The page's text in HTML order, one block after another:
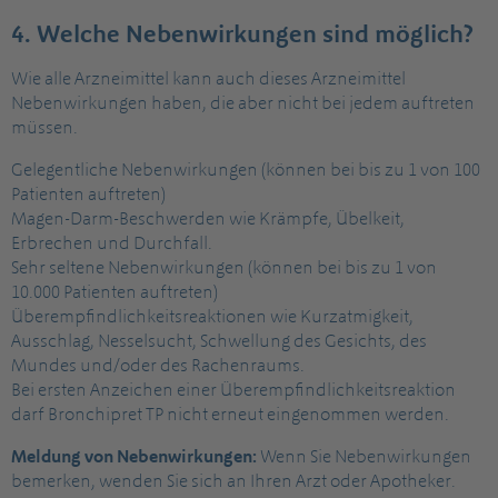
4. Welche Nebenwirkungen sind möglich?
Wie alle Arzneimittel kann auch dieses Arzneimittel
Nebenwirkungen haben, die aber nicht bei jedem auftreten
müssen.
Gelegentliche Nebenwirkungen (können bei bis zu 1 von 100
Patienten auftreten)
Magen-Darm-Beschwerden wie Krämpfe, Übelkeit,
Erbrechen und Durchfall.
Sehr seltene Nebenwirkungen (können bei bis zu 1 von
10.000 Patienten auftreten)
Überempfindlichkeitsreaktionen wie Kurzatmigkeit,
Ausschlag, Nesselsucht, Schwellung des Gesichts, des
Mundes und/oder des Rachenraums.
Bei ersten Anzeichen einer Überempfindlichkeitsreaktion
darf Bronchipret TP nicht erneut eingenommen werden.
Meldung von Nebenwirkungen: Wenn Sie Nebenwirkungen
bemerken, wenden Sie sich an Ihren Arzt oder Apotheker.